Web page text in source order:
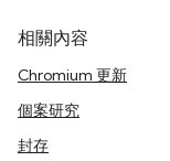
相關內容
Chromium 更新
個案研究
封存